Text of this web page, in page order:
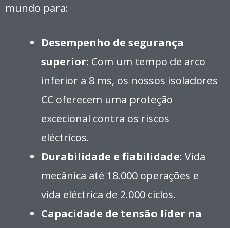
mundo para:
Desempenho de segurança
superior: Com um tempo de arco
inferior a 8 ms, os nossos isoladores
CC oferecem uma proteção
excecional contra os riscos
eléctricos.
Durabilidade e fiabilidade: Vida
mecânica até 18.000 operações e
vida eléctrica de 2.000 ciclos.
Capacidade de tensão líder na